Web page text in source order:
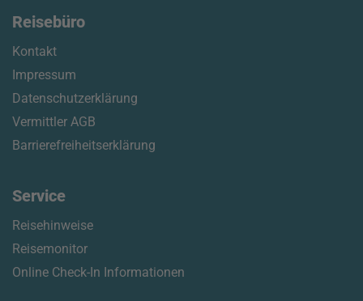
Reisebüro
Kontakt
Impressum
Datenschutzerklärung
Vermittler AGB
Barrierefreiheitserklärung
Service
Reisehinweise
Reisemonitor
Online Check-In Informationen